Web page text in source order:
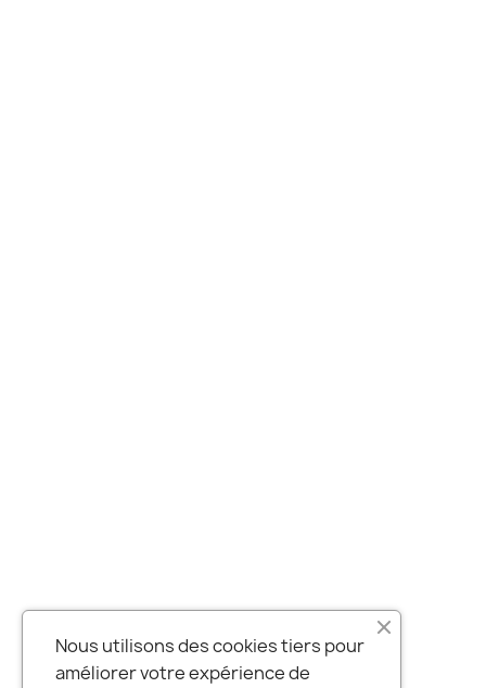
Nous utilisons des cookies tiers pour
améliorer votre expérience de